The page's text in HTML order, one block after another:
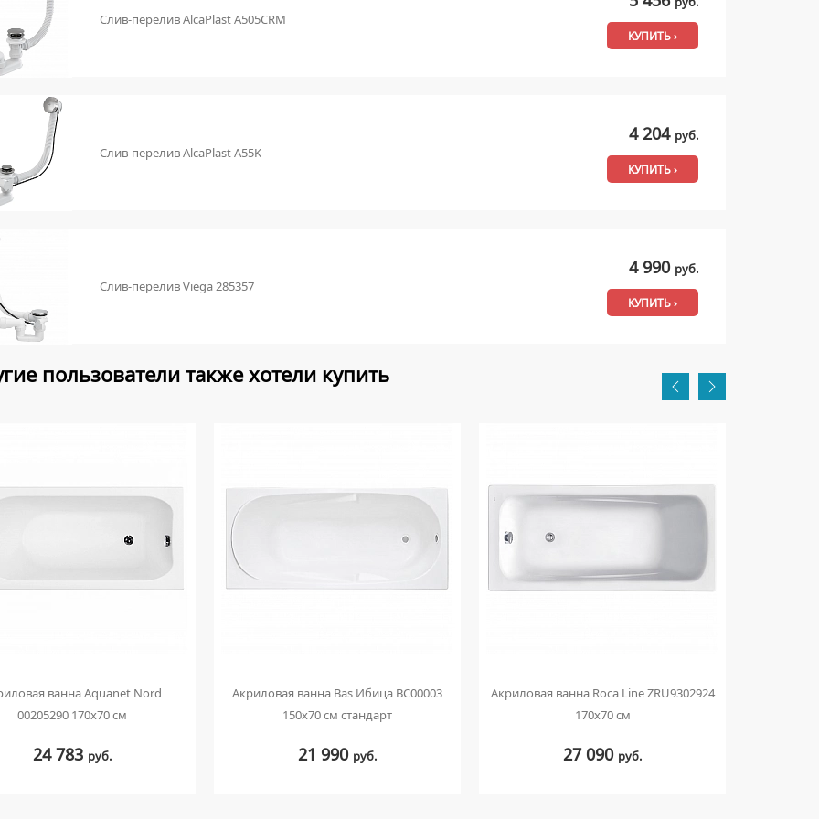
Слив-перелив AlcaPlast A505CRM
КУПИТЬ ›
Слив-перелив AlcaPlast A55K
4 204 руб.
КУПИТЬ ›
Слив-перелив Viega 285357
4 990 руб.
КУПИТЬ ›
пользователи также хотели купить
ванна Aquanet Nord
00205290 170x70 см
24 783 руб.
Акриловая ванна Bas Ибица ВС00003
150x70 см стандарт
21 990 руб.
Акриловая ванна Roca Line ZRU9302924
170x70 см
27 090 руб.